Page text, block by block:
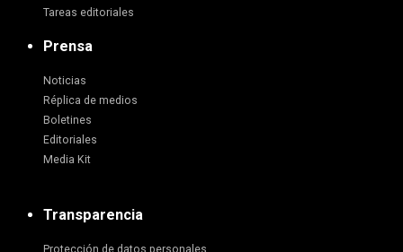
Tareas editoriales
Prensa
Noticias
Réplica de medios
Boletines
Editoriales
Media Kit
Transparencia
Protección de datos personales